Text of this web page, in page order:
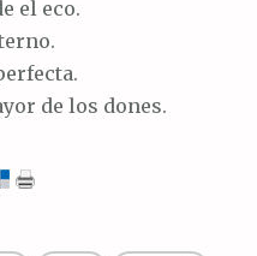
el eco.
de los dones.